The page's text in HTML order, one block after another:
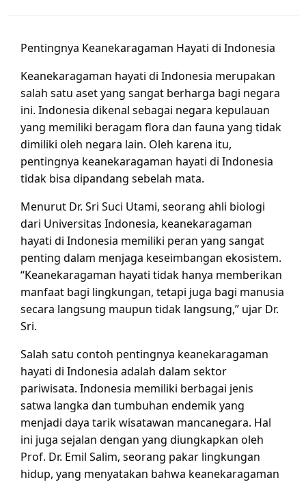
Pentingnya Keanekaragaman Hayati di Indonesia
Keanekaragaman hayati di Indonesia merupakan
salah satu aset yang sangat berharga bagi negara
ini. Indonesia dikenal sebagai negara kepulauan
yang memiliki beragam flora dan fauna yang tidak
dimiliki oleh negara lain. Oleh karena itu,
pentingnya keanekaragaman hayati di Indonesia
tidak bisa dipandang sebelah mata.
Menurut Dr. Sri Suci Utami, seorang ahli biologi
dari Universitas Indonesia, keanekaragaman
hayati di Indonesia memiliki peran yang sangat
penting dalam menjaga keseimbangan ekosistem.
“Keanekaragaman hayati tidak hanya memberikan
manfaat bagi lingkungan, tetapi juga bagi manusia
secara langsung maupun tidak langsung,” ujar Dr.
Sri.
Salah satu contoh pentingnya keanekaragaman
hayati di Indonesia adalah dalam sektor
pariwisata. Indonesia memiliki berbagai jenis
satwa langka dan tumbuhan endemik yang
menjadi daya tarik wisatawan mancanegara. Hal
ini juga sejalan dengan yang diungkapkan oleh
Prof. Dr. Emil Salim, seorang pakar lingkungan
hidup, yang menyatakan bahwa keanekaragaman